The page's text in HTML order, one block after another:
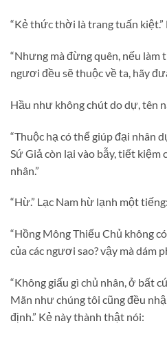
“Kẻ thức thời là trang tuấn
“Nhưng mà đừng quên, nếu
ngươi đều sẽ thuộc về ta, hãy
Hầu như không chút do dự, tên
“Thuộc hạ có thể giúp đại nhân
Sứ Giả còn lại vào bẫy, tiết kiệm
nhân.”
“Hừ.” Lạc Nam hừ lạnh một tiếng:
“Hồng Mông Thiếu Chủ không
của các ngươi sao? vậy mà dám
“Không giấu gì chủ nhân, ở bất
Mãn như chúng tôi cũng đều
định.” Kẻ này thành thật nói: